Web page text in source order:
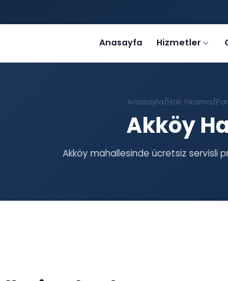
Anasayfa Hizmetler
Anasayfa Halı Yıkama
Akköy
Akköy mahallesinde ücretsiz servisli